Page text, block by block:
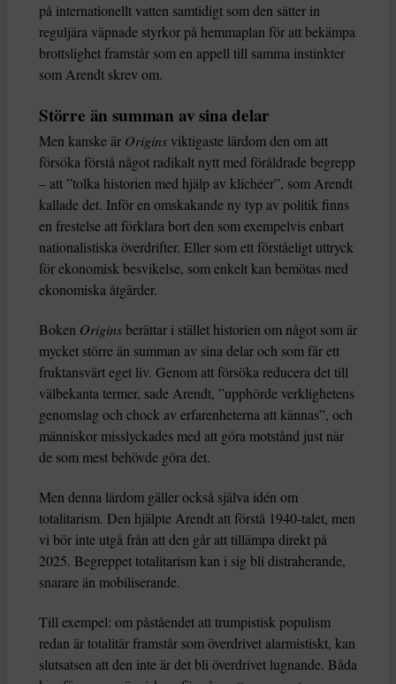
på internationellt vatten samtidigt som den sätter in
reguljära väpnade styrkor på hemmaplan för att bekämpa
brottslighet framstår som en appell till samma instinkter
som Arendt skrev om.
Större än summan av sina delar
Men kanske är Origins viktigaste lärdom den om att
försöka förstå något radikalt nytt med föråldrade begrepp
– att ”tolka historien med hjälp av klichéer”, som Arendt
kallade det. Inför en omskakande ny typ av politik finns
en frestelse att förklara bort den som exempelvis enbart
nationalistiska överdrifter. Eller som ett förståeligt uttryck
för ekonomisk besvikelse, som enkelt kan bemötas med
ekonomiska åtgärder.
Boken Originsberättar i stället historien om något som är
mycket större än summan av sina delar och som får ett
fruktansvärt eget liv. Genom att försöka reducera det till
välbekanta termer, sade Arendt, ”upphörde verklighetens
genomslag och chock av erfarenheterna att kännas”, och
människor misslyckades med att göra motstånd just när
de som mest behövde göra det.
Men denna lärdom gäller också själva idén om
totalitarism. Den hjälpte Arendt att förstå 1940-talet, men
vi bör inte utgå från att den går att tillämpa direkt på
2025. Begreppet totalitarism kan i sig bli distraherande,
snarare än mobiliserande.
Till exempel: om påståendet att trumpistisk populism
redan är totalitär framstår som överdrivet alarmistiskt, kan
slutsatsen att den inte är det bli överdrivet lugnande. Båda